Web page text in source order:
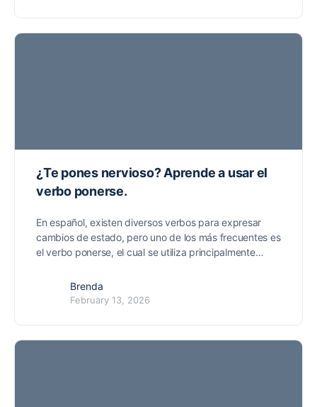
¿Te pones nervioso? Aprende a usar el
verbo ponerse.
En español, existen diversos verbos para expresar
cambios de estado, pero uno de los más frecuentes es
el verbo ponerse, el cual se utiliza principalmente…
Brenda
February 13, 2026